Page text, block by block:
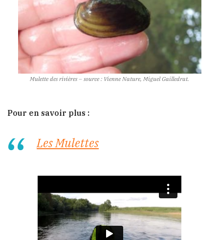
Mulette des rivières – source : Vienne Nature, Miguel Gailledrat.
Pour en savoir plus :
Les Mulettes